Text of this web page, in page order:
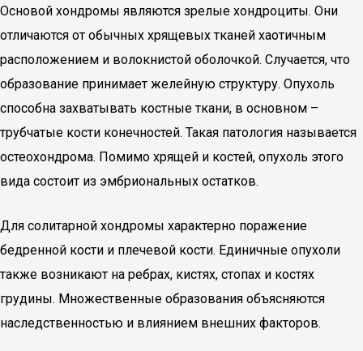
Основой хондромы являются зрелые хондроциты. Они
отличаются от обычных хрящевых тканей хаотичным
расположением и волокнистой оболочкой. Случается, что
образование принимает желейную структуру. Опухоль
способна захватывать костные ткани, в основном –
трубчатые кости конечностей. Такая патология называется
остеохондрома. Помимо хрящей и костей, опухоль этого
вида состоит из эмбриональных остатков.
Для солитарной хондромы характерно поражение
бедренной кости и плечевой кости. Единичные опухоли
также возникают на ребрах, кистях, стопах и костях
грудины. Множественные образования объясняются
наследственностью и влиянием внешних факторов.